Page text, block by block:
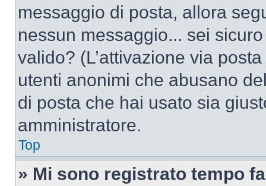
messaggio di posta, allora
nessun messaggio... sei
valido? (L’attivazione via
utenti anonimi che abusano
di posta che hai usato sia
amministratore.
Top
» Mi sono registrato tempo